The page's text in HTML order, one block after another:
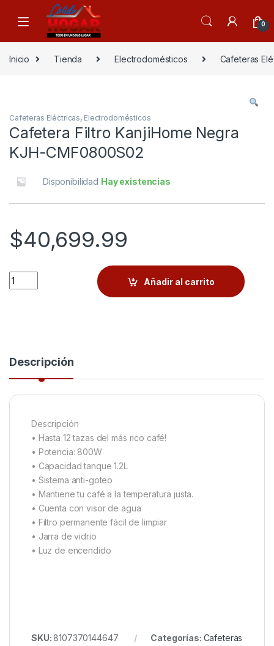
Skip to navigation
Skip to content
0
Inicio Tienda Electrodomésticos Cafeteras
Cafeteras Eléctricas, Electrodomésticos
Cafetera Filtro KanjiHome Negra
KJH-CMF0800S02
Disponibilidad Hay existencias
$40,699.99
Quantity
Añadir al carrito
Descripción
Descripción
• Hasta 12 tazas del más rico café!
• Potencia: 800W
• Capacidad tanque 1.2L
• Sistema anti-goteo
• Mantiene tu café a la temperatura justa.
• Cuenta con visor de agua
• Filtro permanente fácil de limpiar
• Jarra de vidrio
• Luz de encendido
SKU:8107370144647 Categorías: Cafeteras